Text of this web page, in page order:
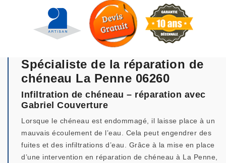
Spécialiste de la réparation de
chéneau La Penne 06260
Infiltration de chéneau – réparation avec
Gabriel Couverture
Lorsque le chéneau est endommagé, il laisse place à un
mauvais écoulement de l’eau. Cela peut engendrer des
fuites et des infiltrations d’eau. Grâce à la mise en place
d’une intervention en réparation de chéneau à La Penne,